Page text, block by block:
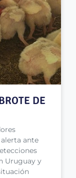
DE
ante
Uruguay y